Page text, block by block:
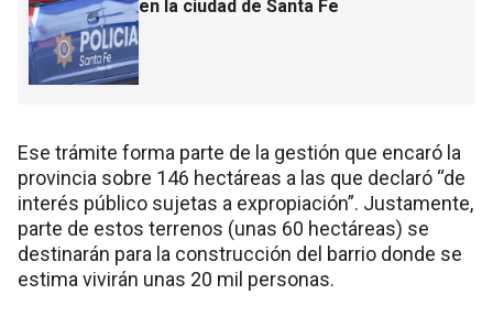
en la ciudad de Santa Fe
Ese trámite forma parte de la gestión que encaró la
provincia sobre 146 hectáreas a las que declaró “de
interés público sujetas a expropiación”. Justamente,
parte de estos terrenos (unas 60 hectáreas) se
destinarán para la construcción del barrio donde se
estima vivirán unas 20 mil personas.